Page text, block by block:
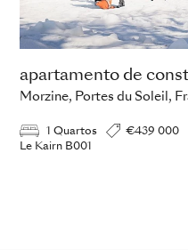
apartamento de
Morzine, Portes du Soleil,
1 Quartos
€439 000
Le Kairn B001